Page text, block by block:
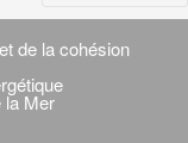
de la cohésion
la Mer